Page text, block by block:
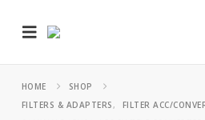
HOME
SHOP
FILTERS & ADAPTERS,
FILTER ACC/